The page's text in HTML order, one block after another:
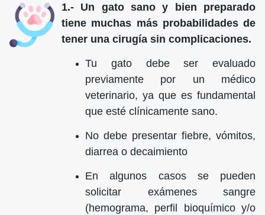
1.- Un gato sano y bien preparado
tiene muchas más probabilidades de
tener una cirugía sin complicaciones.
Tu gato debe ser evaluado
previamente por un médico
veterinario, ya que es fundamental
que esté clínicamente sano.
No debe presentar fiebre, vómitos,
diarrea o decaimiento
En algunos casos se pueden
solicitar exámenes sangre
(hemograma, perfil bioquímico y/o